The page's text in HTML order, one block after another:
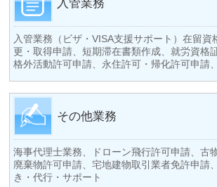
入管業務
入管業務（ビザ・VISA支援サポート）在留資
更・取得申請、短期滞在書類作成、就労資格
格外活動許可申請、永住許可・帰化許可申請
その他業務
海事代理士業務、ドローン飛行許可申請、古
廃棄物許可申請、宅地建物取引業者免許申請
き・代行・サポート